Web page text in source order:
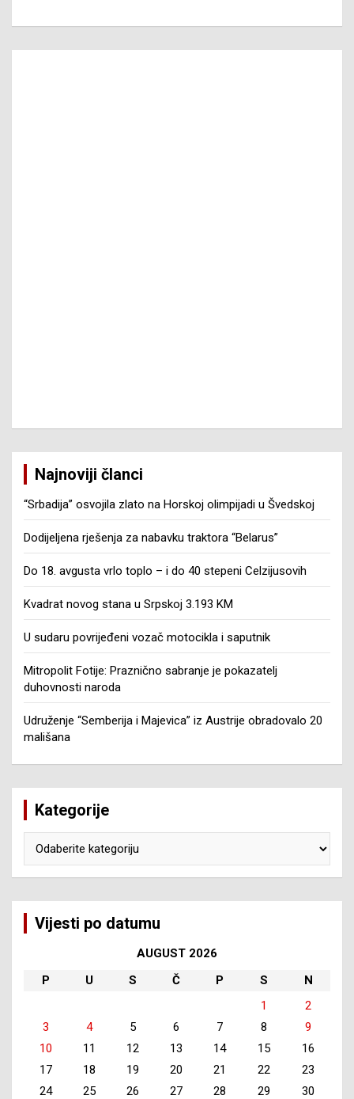
Najnoviji članci
“Srbadija” osvojila zlato na Horskoj olimpijadi u Švedskoj
Dodijeljena rješenja za nabavku traktora “Belarus”
Do 18. avgusta vrlo toplo – i do 40 stepeni Celzijusovih
Kvadrat novog stana u Srpskoj 3.193 KM
U sudaru povrijeđeni vozač motocikla i saputnik
Mitropolit Fotije: Praznično sabranje je pokazatelj
duhovnosti naroda
Udruženje “Semberija i Majevica” iz Austrije obradovalo 20
mališana
Kategorije
Vijesti po datumu
AUGUST 2026
P
U S Č P S
N
1
2
3
4 5 6 7 8
9
10
11 12 13 14 15
16
17
18 19 20 21 22
23
24
25 26 27 28 29
30